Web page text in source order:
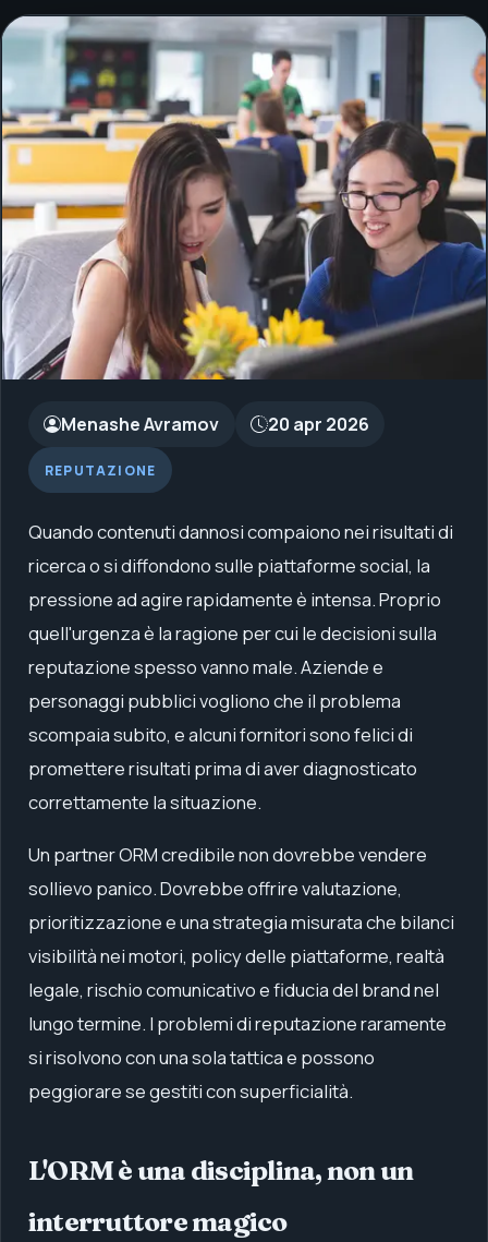
Menashe Avramov 20 apr 2026
REPUTAZIONE
Quando contenuti dannosi compaiono nei risultati di
ricerca o si diffondono sulle piattaforme social, la
pressione ad agire rapidamente è intensa. Proprio
quell'urgenza è la ragione per cui le decisioni sulla
reputazione spesso vanno male. Aziende e
personaggi pubblici vogliono che il problema
scompaia subito, e alcuni fornitori sono felici di
promettere risultati prima di aver diagnosticato
correttamente la situazione.
Un partner ORM credibile non dovrebbe vendere
sollievo panico. Dovrebbe offrire valutazione,
prioritizzazione e una strategia misurata che bilanci
visibilità nei motori, policy delle piattaforme, realtà
legale, rischio comunicativo e fiducia del brand nel
lungo termine. I problemi di reputazione raramente
si risolvono con una sola tattica e possono
peggiorare se gestiti con superficialità.
L'ORM è una disciplina, non un
interruttore magico